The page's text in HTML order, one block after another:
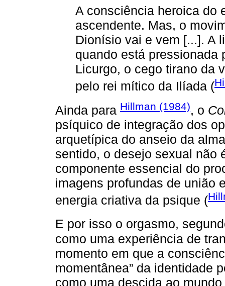
A consciência heroica do
ascendente. Mas, o
Dionísio vai e vem [...]. A
quando está
Licurgo, o cego tirano da
pelo rei mítico da Ilíada (
Ainda para Hillman (1984), o
psíquico de integração dos
arquetípica do anseio da
sentido, o desejo sexual não
componente essencial do
imagens profundas de união
energia criativa da psique (
E por isso o orgasmo,
como uma experiência de
momento em que a
momentânea” da identidade
como uma descida ao